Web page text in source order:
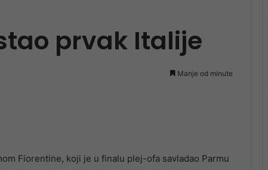
prvak Italije
Manje od minute
Fiorentine, koji je u finalu plej-ofa savladao Parmu